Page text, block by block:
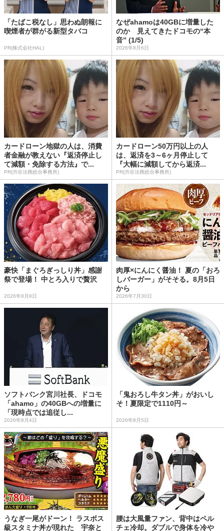
「たばこ税なし」思わぬ朗報に
喫煙者が群がる新型タバコ
PR(株式会社HAL)
なぜahamoは40GBに増量した
のか 見えてきたドコモの“本
音” (1/5)
2026年8月6日
カードローン地獄の人は、消費
者金融が教えない『返済停止し
て減額・免除する方法』で...
PR(渋谷法務総合事務所)
カードローン50万円以上の人
は、返済を3～6ヶ月停止して
『大幅に減額してから返済...
PR(渋谷法務総合事務所)
豪快「まぐろぎっしり丼」感謝
祭で登場！ 中とろ入りで贅沢
2026年8月8日
肉厚×にんにく醤油！ 夏の「おろ
しバーガー」がそそる。8月5日
から
2026年7月30日
ソフトバンク宮川社長、ドコモ
「ahamo」の40GBへの増量に
「現時点では追従し...
2026年8月4日
「鬼おろし牛タン丼」がおいし
そ！夏限定で1110円～
2026年8月5日
うなぎ一尾がドーン！ ラスボス
級スタミナ丼が現れた 宇奈と
腰は大風量ファン、背中はペル
チェ冷却。ダブルで身体を冷や